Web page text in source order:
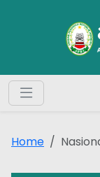
Home